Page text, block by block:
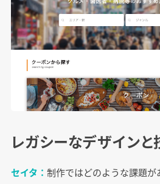
レガシーなデザイン
セイタ： 制作ではどのような課題が